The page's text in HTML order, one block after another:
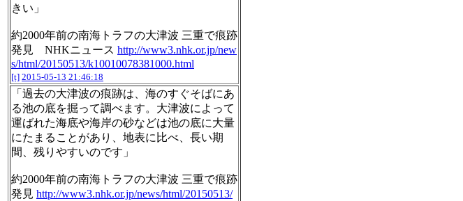
きい」
約2000年前の南海トラフの大津波 三重で痕跡
発見 NHKニュース http://www3.nhk.or.jp/new
s/html/20150513/k10010078381000.html
[t] 2015-05-13 21:46:18
「過去の大津波の痕跡は、海のすぐそばにあ
る池の底を掘って調べます。大津波によって
運ばれた海底や海岸の砂などは池の底に大量
にたまることがあり、地表に比べ、長い期
間、残りやすいのです」
約2000年前の南海トラフの大津波 三重で痕跡
発見 http://www3.nhk.or.jp/news/html/20150513/